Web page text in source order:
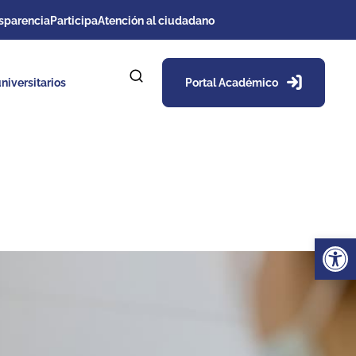
ParticipaAtención al ciudadano
Portal Académico